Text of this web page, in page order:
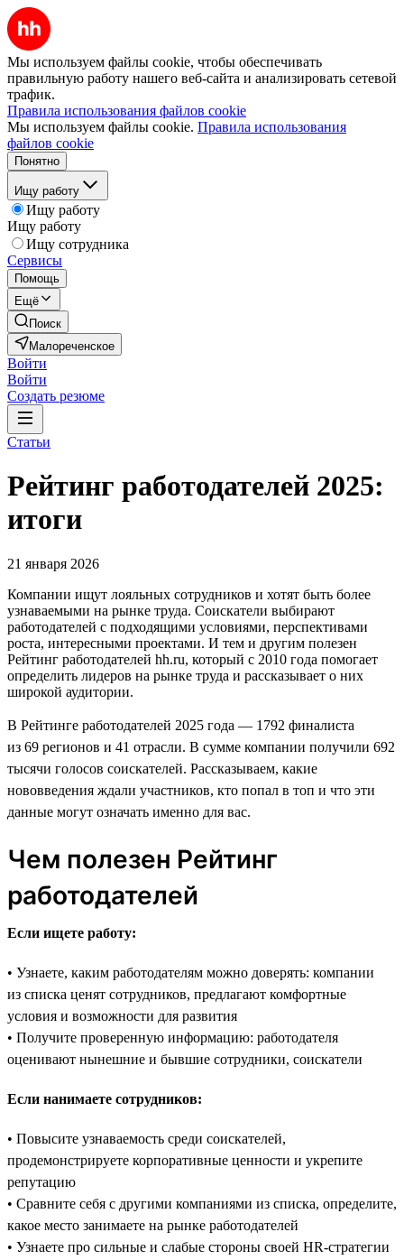
Мы используем файлы cookie, чтобы обеспечивать
правильную работу нашего веб-сайта и анализировать сетевой
трафик.
Правила использования файлов cookie
Мы используем файлы cookie. Правила использования
файлов cookie
Понятно
Ищу работу
Ищу работу
Ищу работу
Ищу сотрудника
Сервисы
Помощь
Ещё
Поиск
Малореченское
Войти
Войти
Создать резюме
Статьи
Рейтинг работодателей 2025:
итоги
21 января 2026
Компании ищут лояльных сотрудников и хотят быть более
узнаваемыми на рынке труда. Соискатели выбирают
работодателей с подходящими условиями, перспективами
роста, интересными проектами. И тем и другим полезен
Рейтинг работодателей hh.ru, который с 2010 года помогает
определить лидеров на рынке труда и рассказывает о них
широкой аудитории.
В Рейтинге работодателей 2025 года — 1792 финалиста
из 69 регионов и 41 отрасли. В сумме компании получили 692
тысячи голосов соискателей. Рассказываем, какие
нововведения ждали участников, кто попал в топ и что эти
данные могут означать именно для вас.
Чем полезен Рейтинг
работодателей
Если ищете работу:
• Узнаете, каким работодателям можно доверять: компании
из списка ценят сотрудников, предлагают комфортные
условия и возможности для развития
• Получите проверенную информацию: работодателя
оценивают нынешние и бывшие сотрудники, соискатели
Если нанимаете сотрудников:
• Повысите узнаваемость среди соискателей,
продемонстрируете корпоративные ценности и укрепите
репутацию
• Сравните себя с другими компаниями из списка, определите,
какое место занимаете на рынке работодателей
• Узнаете про сильные и слабые стороны своей HR-стратегии